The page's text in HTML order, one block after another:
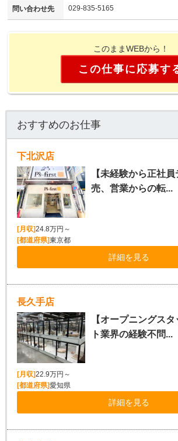
問い合わせ先 029-835-5165
このままWEBから！
この仕事に応募す
おすすめのお仕事
下北沢店
【未経験から正社
売、営業からの転...
[月収]24.8万円～
[都道府県]東京都
詳細を見る
長久手店
【オープニングス
ト業界の経験不問...
[月収]22.9万円～
[都道府県]愛知県
詳細を見る